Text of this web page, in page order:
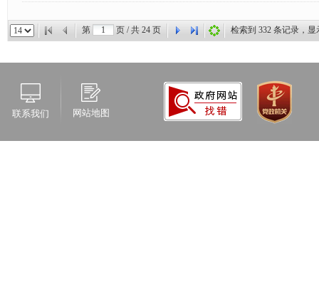
第 页 / 共 24 页 检索到 332 条记录，
联系我们 网站地图